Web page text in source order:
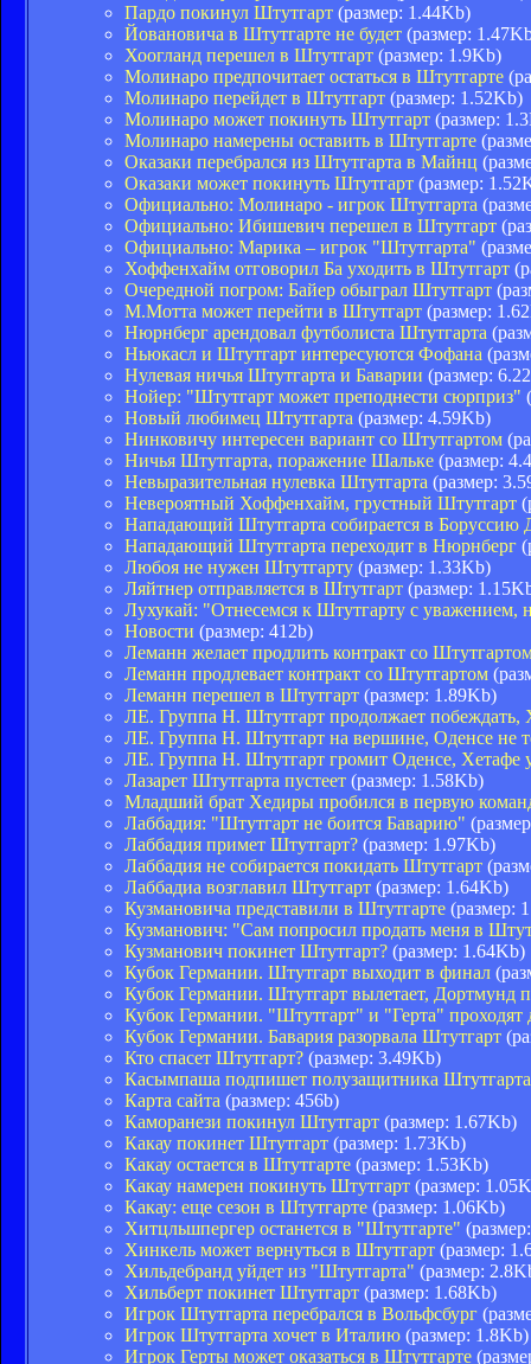
Пардо покинул Штутгарт (размер: 1.44Kb)
Йовановича в Штутгарте не будет (размер:
Хоогланд перешел в Штутгарт (размер: 1.9Kb)
Молинаро предпочитает остаться в Штутгарте
Молинаро перейдет в Штутгарт (размер: 1.52Kb)
Молинаро может покинуть Штутгарт (размер:
Молинаро намерены оставить в Штутгарте
Оказаки перебрался из Штутгарта в Майнц
Оказаки может покинуть Штутгарт (размер:
Официально: Молинаро - игрок Штутгарта
Официально: Ибишевич перешел в Штутгарт
Официально: Марика – игрок "Штутгарта"
Хоффенхайм отговорил Ба уходить в Штутгарт
Очередной погром: Байер обыграл Штутгарт
М.Мотта может перейти в Штутгарт (размер:
Нюрнберг арендовал футболиста Штутгарта
Ньюкасл и Штутгарт интересуются Фофана
Нулевая ничья Штутгарта и Баварии (размер:
Нойер: "Штутгарт может преподнести сюрприз"
Новый любимец Штутгарта (размер: 4.59Kb)
Нинковичу интересен вариант со Штутгартом
Ничья Штутгарта, поражение Шальке (размер:
Невыразительная нулевка Штутгарта (размер:
Невероятный Хоффенхайм, грустный Штутгарт
Нападающий Штутгарта собирается в Боруссию
Нападающий Штутгарта переходит в Нюрнберг
Любоя не нужен Штутгарту (размер: 1.33Kb)
Ляйтнер отправляется в Штутгарт (размер:
Лухукай: "Отнесемся к Штутгарту с уважением,
Новости (размер: 412b)
Леманн желает продлить контракт со
Леманн продлевает контракт со Штутгартом
Леманн перешел в Штутгарт (размер: 1.89Kb)
ЛЕ. Группа Н. Штутгарт продолжает побеждать,
ЛЕ. Группа Н. Штутгарт на вершине, Оденсе не
ЛЕ. Группа Н. Штутгарт громит Оденсе, Хетафе
Лазарет Штутгарта пустеет (размер: 1.58Kb)
Младший брат Хедиры пробился в первую
Лаббадия: "Штутгарт не боится Баварию"
Лаббадия примет Штутгарт? (размер: 1.97Kb)
Лаббадия не собирается покидать Штутгарт
Лаббадиа возглавил Штутгарт (размер: 1.64Kb)
Кузмановича представили в Штутгарте (размер:
Кузманович: "Сам попросил продать меня в
Кузманович покинет Штутгарт? (размер: 1.64Kb)
Кубок Германии. Штутгарт выходит в финал
Кубок Германии. Штутгарт вылетает, Дортмунд
Кубок Германии. "Штутгарт" и "Герта" проходят
Кубок Германии. Бавария разорвала Штутгарт
Кто спасет Штутгарт? (размер: 3.49Kb)
Касымпаша подпишет полузащитника Штутгарта
Карта сайта (размер: 456b)
Каморанези покинул Штутгарт (размер: 1.67Kb)
Какау покинет Штутгарт (размер: 1.73Kb)
Какау остается в Штутгарте (размер: 1.53Kb)
Какау намерен покинуть Штутгарт (размер:
Какау: еще сезон в Штутгарте (размер: 1.06Kb)
Хитцльшпергер останется в "Штутгарте"
Хинкель может вернуться в Штутгарт (размер:
Хильдебранд уйдет из "Штутгарта" (размер:
Хильберт покинет Штутгарт (размер: 1.68Kb)
Игрок Штутгарта перебрался в Вольфсбург
Игрок Штутгарта хочет в Италию (размер: 1.8Kb)
Игрок Герты может оказаться в Штутгарте